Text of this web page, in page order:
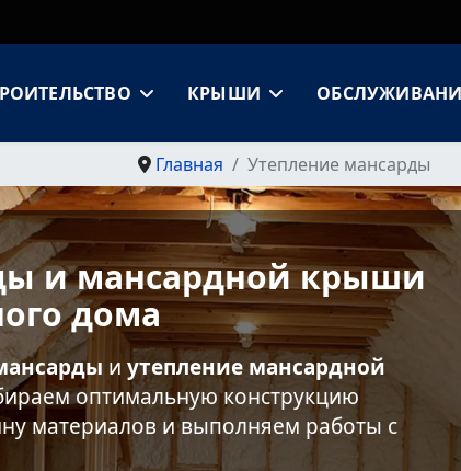
КРЫШИ
Главная Утепление мансарды
и мансардной крыши
дома
и утепление мансардной
оптимальную конструкцию
материалов и выполняем работы с